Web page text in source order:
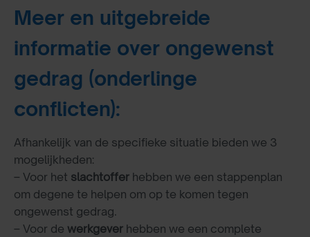
Meer en uitgebreide
informatie over ongewenst
gedrag (onderlinge
conflicten):
Afhankelijk van de specifieke situatie bieden we 3
mogelijkheden:
– Voor het slachtoffer hebben we een stappenplan
om degene te helpen om op te komen tegen
ongewenst gedrag.
– Voor de werkgever hebben we een complete